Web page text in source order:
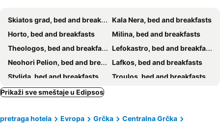
Skiatos grad, bed and breakfasts
Kala Nera, bed and breakfasts
Horto, bed and breakfasts
Milina, bed and breakfasts
Theologos, bed and breakfasts
Lefokastro, bed and breakfasts
Neohori Pelion, bed and breakfasts
Lafkos, bed and breakfasts
Stylida, bed and breakfasts
Troulos, bed and breakfasts
Limni, bed and breakfasts
Kamena Vourla, bed and breakfasts
Prikaži sve smeštaje u Edipsos
pretraga hotela Evropa Grčka
Centralna Grčka